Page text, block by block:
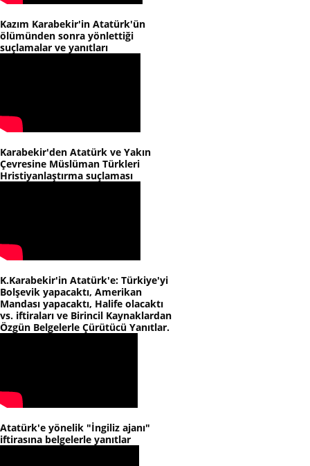
Kazım Karabekir'in Atatürk'ün
ölümünden sonra yönlettiği
suçlamalar ve yanıtları
Karabekir'den Atatürk ve Yakın
Çevresine Müslüman Türkleri
Hristiyanlaştırma suçlaması
K.Karabekir'in Atatürk'e: Türkiye'yi
Bolşevik yapacaktı, Amerikan
Mandası yapacaktı, Halife olacaktı
vs. iftiraları ve Birincil Kaynaklardan
Özgün Belgelerle Çürütücü Yanıtlar.
Atatürk'e yönelik "İngiliz ajanı"
iftirasına belgelerle yanıtlar